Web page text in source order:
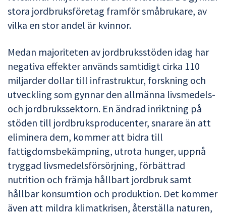
stora jordbruksföretag framför småbrukare, av
vilka en stor andel är kvinnor.
Medan majoriteten av jordbruksstöden idag har
negativa effekter används samtidigt cirka 110
miljarder dollar till infrastruktur, forskning och
utveckling som gynnar den allmänna livsmedels-
och jordbrukssektorn. En ändrad inriktning på
stöden till jordbruksproducenter, snarare än att
eliminera dem, kommer att bidra till
fattigdomsbekämpning, utrota hunger, uppnå
tryggad livsmedelsförsörjning, förbättrad
nutrition och främja hållbart jordbruk samt
hållbar konsumtion och produktion. Det kommer
även att mildra klimatkrisen, återställa naturen,